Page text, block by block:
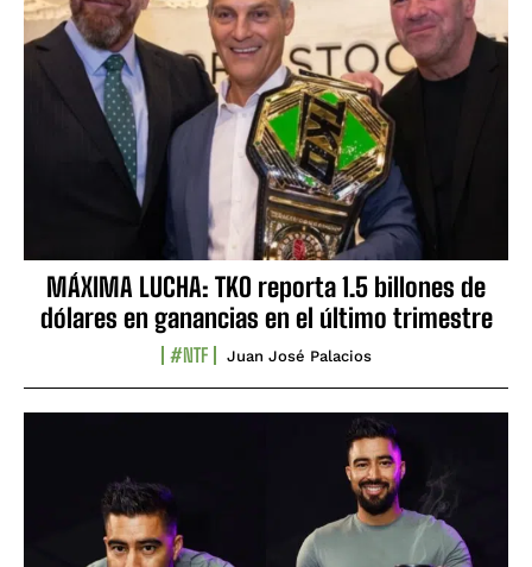
MÁXIMA LUCHA: TKO reporta 1.5 billones de
dólares en ganancias en el último trimestre
#NTF Juan José Palacios